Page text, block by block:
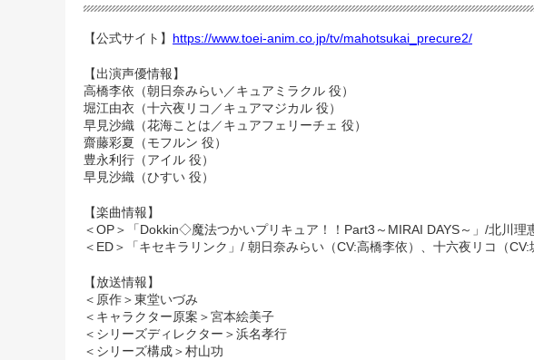
【公式サイト】 https://www.toei-anim.co.jp/tv/mahotsukai_precure2/
【出演声優情報】
高橋李依（朝日奈みらい／キュアミラクル 役）
堀江由衣（十六夜リコ／キュアマジカル 役）
早見沙織（花海ことは／キュアフェリーチェ 役）
齋藤彩夏（モフルン 役）
豊永利行（アイル 役）
早見沙織（ひすい 役）
【楽曲情報】
＜OP＞「Dokkin◇魔法つかいプリキュア！！Part3～MIRAI DAYS～」/北川理
＜ED＞「キセキラリンク」/ 朝日奈みらい（CV:高橋李依）、十六夜リコ（CV:
【放送情報】
＜原作＞東堂いづみ
＜キャラクター原案＞宮本絵美子
＜シリーズディレクター＞浜名孝行
＜シリーズ構成＞村山功